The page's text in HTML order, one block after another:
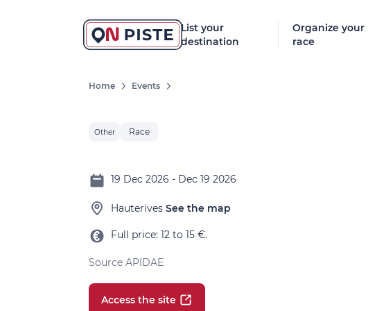
List your
destination
Organize your
race
Home Events
Other Race
19 Dec 2026 - Dec 19 2026
Hauterives See the map
Full price: 12 to 15 €.
Source APIDAE
Access the site